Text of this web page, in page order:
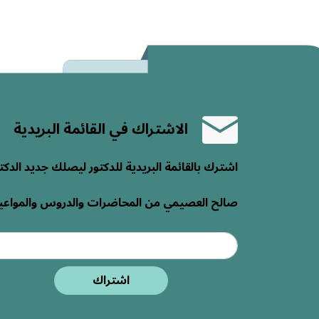
الاشتراك في القائمة البريدية
اشترك بالقائمة البريدية للدكتور ليصلك جديد
صالح العصيمي من المحاضرات والدروس
اشتراك